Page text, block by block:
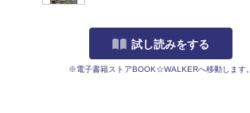
試し読みをする
※電子書籍ストアBOOK☆WALKERへ移動します。